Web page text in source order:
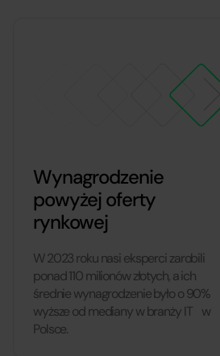
Wynagrodzenie
powyżej oferty
rynkowej
W 2023 roku nasi eksperci zarobili
ponad 110 milionów złotych, a ich
średnie wynagrodzenie było o 90%
wyższe od mediany w branży IT w
Polsce.